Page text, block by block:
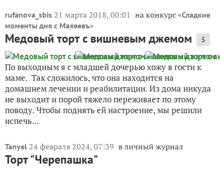
rufanova_sbis 21 марта 2018, 00:01 на конкурс «Сладкие
моменты дня с Махеевъ»
Медовый торт с вишневым джемом 5
По выходным я с младшей дочерью хожу в гости к
маме. Так сложилось, что она находится на
домашнем лечении и реабилитации. Из дома никуда
не выходит и порой тяжело переживает по этому
поводу. Чтобы поднять ей настроение, мы решили
испечь...
Tanyel 24 февраля 2024, 07:39 в личный журнал
Торт "Черепашка"